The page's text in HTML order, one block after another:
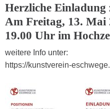
Herzliche
Am Freitag, 13. Mai
19.00 Uhr im
weitere Info unter:
https://kunstverein-